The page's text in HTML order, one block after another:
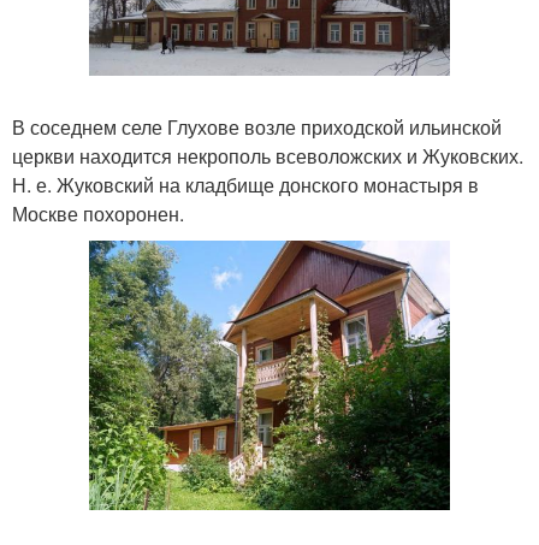
В соседнем селе Глухове возле приходской ильинской
церкви находится некрополь всеволожских и Жуковских.
Н. е. Жуковский на кладбище донского монастыря в
Москве похоронен.